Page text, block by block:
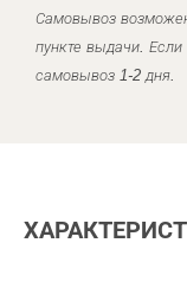
Самовывоз
пункте выдачи.
самовывоз 1-2 дня.